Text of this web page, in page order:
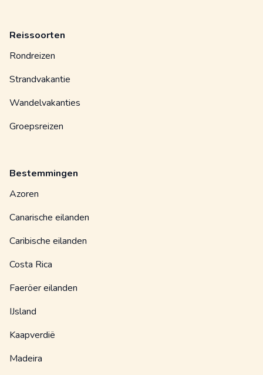
Reissoorten
Rondreizen
Strandvakantie
Wandelvakanties
Groepsreizen
Bestemmingen
Azoren
Canarische eilanden
Caribische eilanden
Costa Rica
Faeröer eilanden
IJsland
Kaapverdië
Madeira